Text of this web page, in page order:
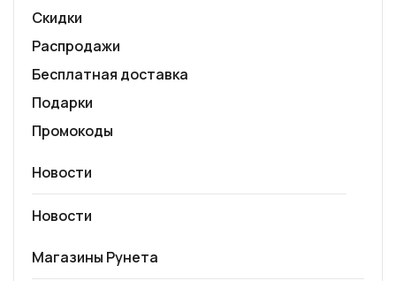
Скидки
Распродажи
Бесплатная доставка
Подарки
Промокоды
Новости
Новости
Магазины Рунета